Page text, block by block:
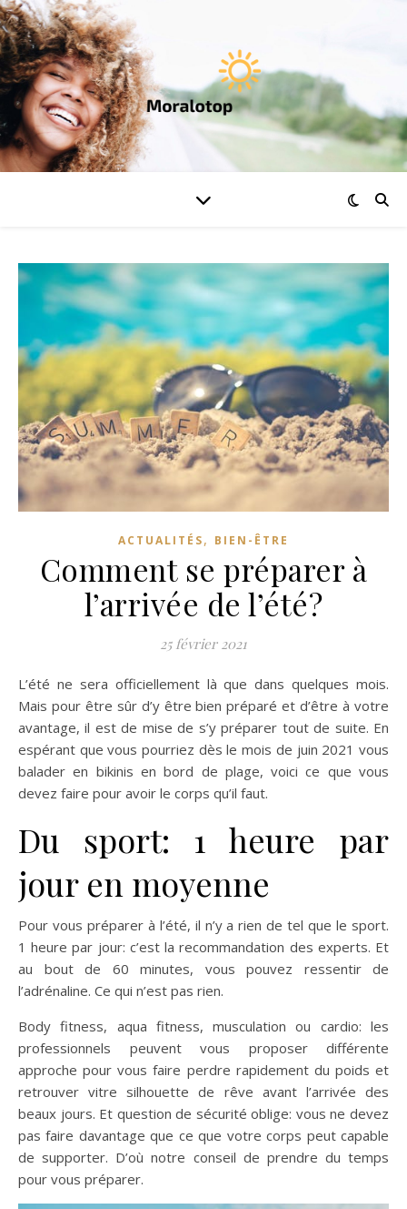
ACTUALITÉS, BIEN-ÊTRE
Comment se préparer à
l’arrivée de l’été?
25 février 2021
L’été ne sera officiellement là que dans quelques mois.
Mais pour être sûr d’y être bien préparé et d’être à votre
avantage, il est de mise de s’y préparer tout de suite. En
espérant que vous pourriez dès le mois de juin 2021 vous
balader en bikinis en bord de plage, voici ce que vous
devez faire pour avoir le corps qu’il faut.
Du sport: 1 heure par
jour en moyenne
Pour vous préparer à l’été, il n’y a rien de tel que le sport.
1 heure par jour: c’est la recommandation des experts. Et
au bout de 60 minutes, vous pouvez ressentir de
l’adrénaline. Ce qui n’est pas rien.
Body fitness, aqua fitness, musculation ou cardio: les
professionnels peuvent vous proposer différente
approche pour vous faire perdre rapidement du poids et
retrouver vitre silhouette de rêve avant l’arrivée des
beaux jours. Et question de sécurité oblige: vous ne devez
pas faire davantage que ce que votre corps peut capable
de supporter. D’où notre conseil de prendre du temps
pour vous préparer.